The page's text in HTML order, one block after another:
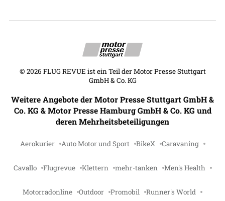
© 2026 FLUG REVUE ist ein Teil der Motor Presse Stuttgart
GmbH & Co. KG
Weitere Angebote der Motor Presse Stuttgart GmbH &
Co. KG & Motor Presse Hamburg GmbH & Co. KG und
deren Mehrheitsbeteiligungen
Aerokurier Auto Motor und Sport BikeX Caravaning
Cavallo Flugrevue Klettern mehr-tanken Men's Health
Motorradonline Outdoor Promobil Runner's World